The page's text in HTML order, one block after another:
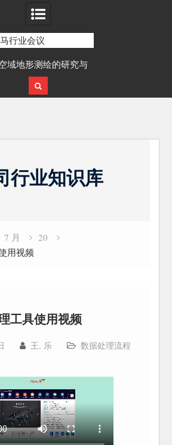
行业会议
域地形测绘的研究与
行业知识库
7 月
20
用视频
工具使用视频
王, 乐
数据处理流程